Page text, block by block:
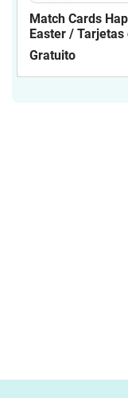
Match Cards
Easter / Tarjetas
partido Feliz
Gratuito